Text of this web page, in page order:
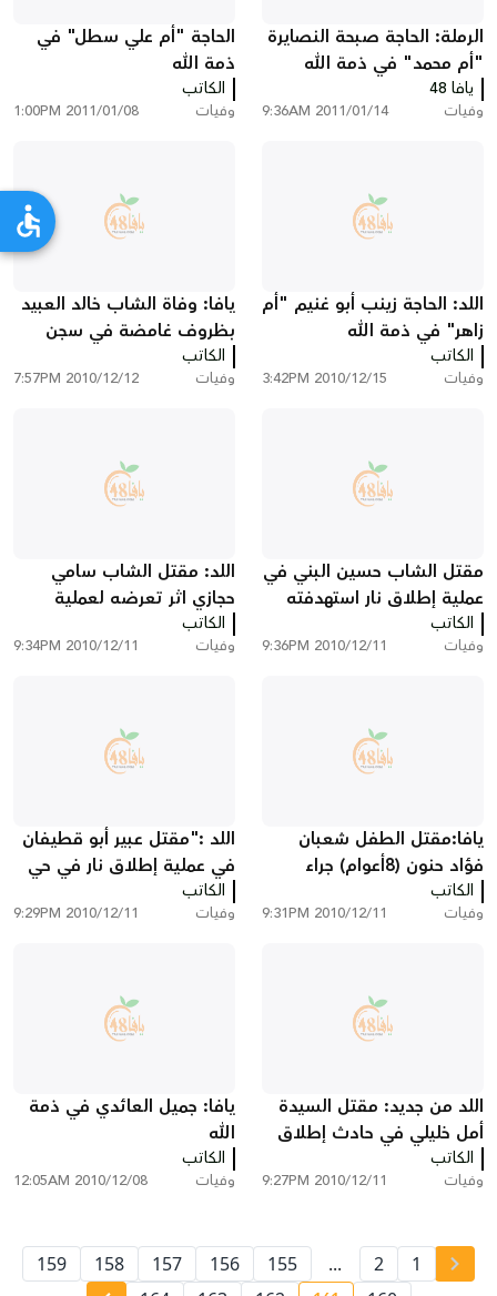
الرملة: الحاجة صبحة النصايرة
"أم محمد" في ذمة الله
يافا 48
وفيات 2011/01/14 9:36AM
الحاجة "أم علي سطل" في
ذمة الله
الكاتب
وفيات 2011/01/08 1:00PM
اللد: الحاجة زينب أبو غنيم "أم
زاهر" في ذمة الله
الكاتب
وفيات 2010/12/15 3:42PM
يافا: وفاة الشاب خالد العبيد
بظروف غامضة في سجن
الرملة
الكاتب
وفيات 2010/12/12 7:57PM
مقتل الشاب حسين البني في
عملية إطلاق نار استهدفته
بعد منتصف ليلة السبت
الكاتب
وفيات 2010/12/11 9:36PM
اللد: مقتل الشاب سامي
حجازي اثر تعرضه لعملية
إطلاق نار
الكاتب
وفيات 2010/12/11 9:34PM
يافا:مقتل الطفل شعبان
فؤاد حنون (8أعوام) جراء
دهسه في شارع هتسوري
الكاتب
وفيات 2010/12/11 9:31PM
اللد :"مقتل عبير أبو قطيفان
في عملية إطلاق نار في حي
شنير وسط المدينة"
الكاتب
وفيات 2010/12/11 9:29PM
اللد من جديد: مقتل السيدة
أمل خليلي في حادث إطلاق
نار وسط المدينة
الكاتب
وفيات 2010/12/11 9:27PM
يافا: جميل العائدي في ذمة
الله
الكاتب
وفيات 2010/12/08 12:05AM
1
2
...
155
156
157
158
159